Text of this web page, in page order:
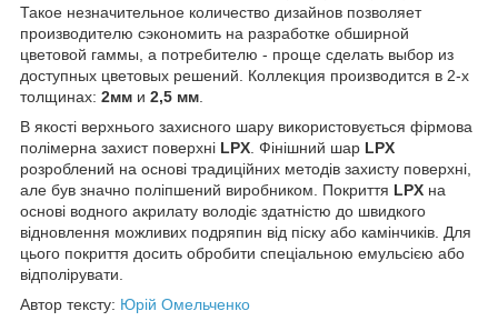
Такое незначительное количество дизайнов позволяет
производителю сэкономить на разработке обширной
цветовой гаммы, а потребителю - проще сделать выбор из
доступных цветовых решений. Коллекция производится в 2-х
толщинах: 2мм и 2,5 мм
В якості верхнього захисного шару використовується фірмова
полімерна захист поверхні LPX . Фінішний шар LPX
розроблений на основі традиційних методів захисту поверхні,
але був значно поліпшений виробником. Покриття LPX на
основі водного акрилату володіє здатністю до швидкого
відновлення можливих подряпин від піску або камінчиків. Для
цього покриття досить обробити спеціальною емульсією або
відполірувати.
Автор тексту: Юрій Омельченко